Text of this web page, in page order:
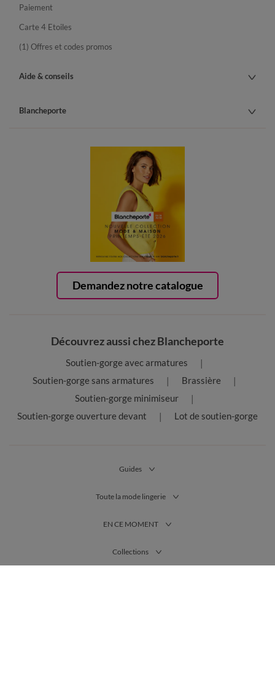
Demandez notre catalogue
Paiement
Carte 4 Etoiles
(1) Offres et codes promos
Aide & conseils
Blancheporte
Découvrez aussi chez Blancheporte
Soutien-gorge avec armatures
Soutien-gorge sans armatures
Brassière
Soutien-gorge minimiseur
Soutien-gorge ouverture devant
Lot de soutien-gorge
Guides
Toute la mode lingerie
EN CE MOMENT
Collections